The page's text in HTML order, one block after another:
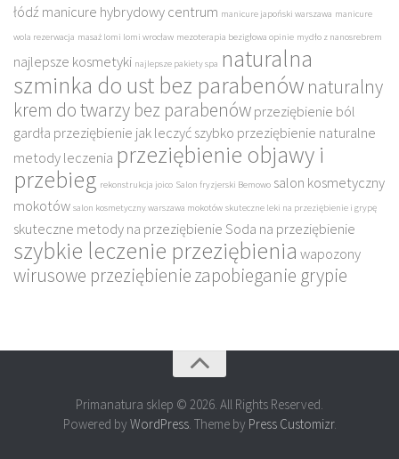
łódź manicure hybrydowy centrum manicure japoński warszawa manicure
wola rezerwacja masaż lomi lomi wrocław mezoterapia bezigłowa opinie mydło z nanosrebrem
najlepsze kosmetyki najlepsze pakiety spa naturalna
szminka do ust bez parabenów naturalny
krem do twarzy bez parabenówprzeziębienie ból
gardła przeziębienie jak leczyć szybko przeziębienie naturalne
metody leczenia przeziębienie objawy i
przebieg rekonstrukcja joico Salon fryzjerski Bemowo salon kosmetyczny
mokotów salon kosmetyczny warszawa mokotów skuteczne leki na przeziębienie i grypę
skuteczne metody na przeziębienieSoda na przeziębienie
szybkie leczenie przeziębienia wapozony
wirusowe przeziębieniezapobieganie grypie
Primanatura sklep © 2026. All Rights Reserved.
Powered by WordPress. Theme by Press Customizr.